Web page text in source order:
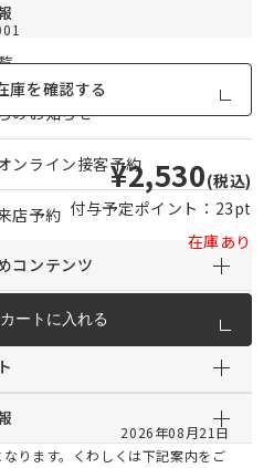
のお知らせ
ンライン接客予約
店予約
コンテンツ
庫を確認する
¥2,530(税込)
付与予定ポイント： 23pt
在庫あり
カートに入れる
2026年08月21日
ります。くわしくは下記案内をご